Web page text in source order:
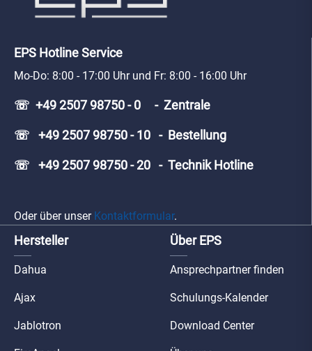
EPS Hotline Service
Mo-Do: 8:00 - 17:00 Uhr und Fr: 8:00 - 16:00 Uhr
☏ +49 2507 98750 - 0 - Zentrale
☏ +49 2507 98750 - 10 - Bestellung
☏ +49 2507 98750 - 20 - Technik Hotline
Oder über unser Kontaktformular.
Hersteller
Dahua
Ajax
Jablotron
Über EPS
Ansprechpartner finden
Schulungs-Kalender
Download Center